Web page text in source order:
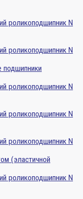
подшипники
(эластичной